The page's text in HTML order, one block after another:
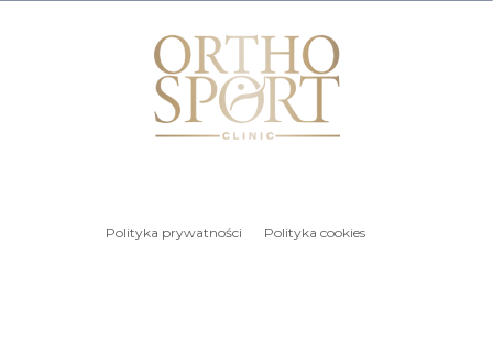
Polityka prywatności Polityka cookies